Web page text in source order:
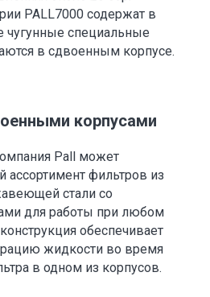
PALL7000 содержат в
чугунные специальные
в сдвоенным корпусе.
корпусами
Pall может
фильтров из
стали со
для работы при любом
обеспечивает
жидкости во время
в одном из корпусов.